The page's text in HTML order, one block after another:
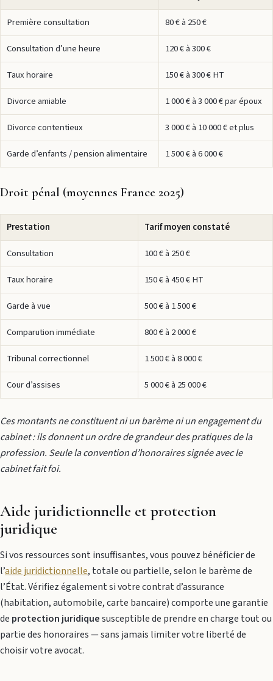
Première consultation 80 € à 250 €
Consultation d’une heure 120 € à 300 €
Taux horaire 150 € à 300 € HT
Divorce amiable 1 000 € à 3 000 € par époux
Divorce contentieux 3 000 € à 10 000 € et plus
Garde d’enfants / pension alimentaire 1 500 € à 6 000 €
Droit pénal (moyennes France 2025)
Prestation Tarif moyen constaté
Consultation 100 € à 250 €
Taux horaire 150 € à 450 € HT
Garde à vue 500 € à 1 500 €
Comparution immédiate 800 € à 2 000 €
Tribunal correctionnel 1 500 € à 8 000 €
Cour d’assises 5 000 € à 25 000 €
Ces montants ne constituent ni un barème ni un engagement du
cabinet : ils donnent un ordre de grandeur des pratiques de la
profession. Seule la convention d’honoraires signée avec le
cabinet fait foi.
Aide juridictionnelle et protection
juridique
Si vos ressources sont insuffisantes, vous pouvez bénéficier de
l’aide juridictionnelle, totale ou partielle, selon le barème de
l’État. Vérifiez également si votre contrat d’assurance
(habitation, automobile, carte bancaire) comporte une garantie
de protection juridiquesusceptible de prendre en charge tout ou
partie des honoraires — sans jamais limiter votre liberté de
choisir votre avocat.